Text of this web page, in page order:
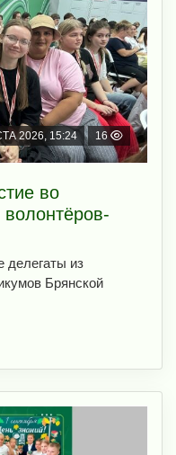
2026, 15:24 16
во
делегаты из
Брянской